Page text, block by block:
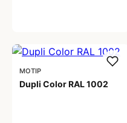
MOTIP
Dupli Color RAL 1002